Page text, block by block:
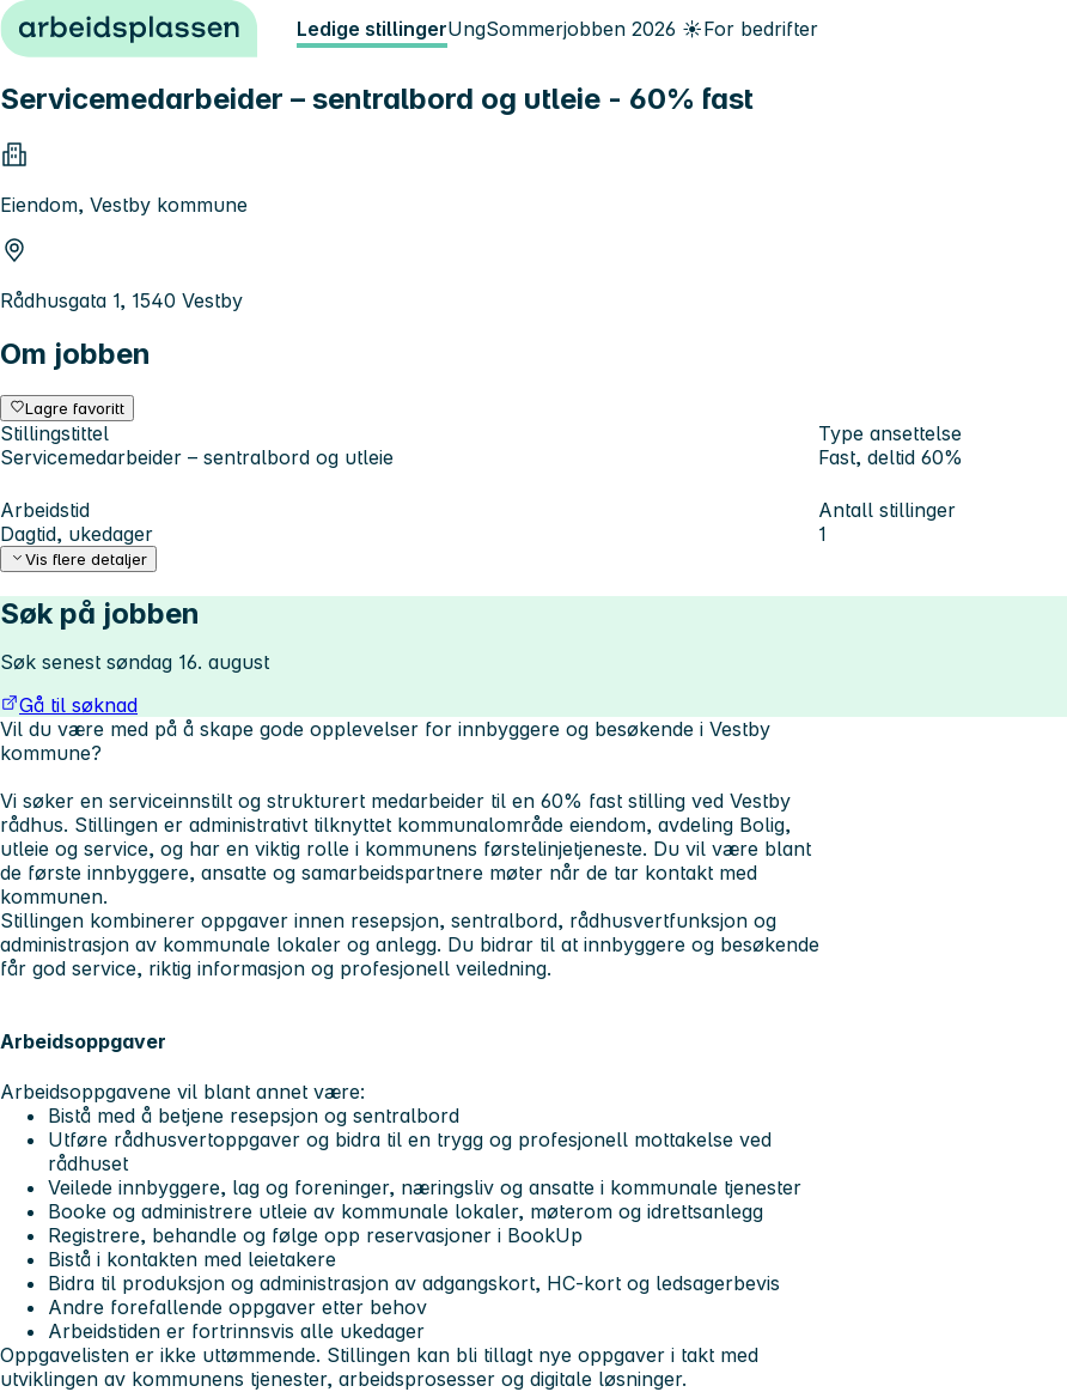
Hopp til innhold Ledige stillingerUngSommerjobben 2026 ☀️For bedrifter
Servicemedarbeider – sentralbord og utleie - 60% fast
Eiendom, Vestby kommune
Rådhusgata 1, 1540 Vestby
Om jobben
Lagre favoritt
Stillingstittel
Servicemedarbeider – sentralbord og utleie
Type ansettelse
Fast, deltid 60%
Arbeidstid
Dagtid, ukedager
Antall stillinger
1
Vis flere detaljer
Søk på jobben
Søk senest søndag 16. august
Gå til søknad
Vil du være med på å skape gode opplevelser for innbyggere og besøkende i Vestby
kommune?
Vi søker en serviceinnstilt og strukturert medarbeider til en 60% fast stilling ved Vestby
rådhus. Stillingen er administrativt tilknyttet kommunalområde eiendom, avdeling Bolig,
utleie og service, og har en viktig rolle i kommunens førstelinjetjeneste. Du vil være blant
de første innbyggere, ansatte og samarbeidspartnere møter når de tar kontakt med
kommunen.
Stillingen kombinerer oppgaver innen resepsjon, sentralbord, rådhusvertfunksjon og
administrasjon av kommunale lokaler og anlegg. Du bidrar til at innbyggere og besøkende
får god service, riktig informasjon og profesjonell veiledning.
Arbeidsoppgaver
Arbeidsoppgavene vil blant annet være:
Bistå med å betjene resepsjon og sentralbord
Utføre rådhusvertoppgaver og bidra til en trygg og profesjonell mottakelse ved
rådhuset
Veilede innbyggere, lag og foreninger, næringsliv og ansatte i kommunale tjenester
Booke og administrere utleie av kommunale lokaler, møterom og idrettsanlegg
Registrere, behandle og følge opp reservasjoner i BookUp
Bistå i kontakten med leietakere
Bidra til produksjon og administrasjon av adgangskort, HC-kort og ledsagerbevis
Andre forefallende oppgaver etter behov
Arbeidstiden er fortrinnsvis alle ukedager
Oppgavelisten er ikke uttømmende. Stillingen kan bli tillagt nye oppgaver i takt med
utviklingen av kommunens tjenester, arbeidsprosesser og digitale løsninger.